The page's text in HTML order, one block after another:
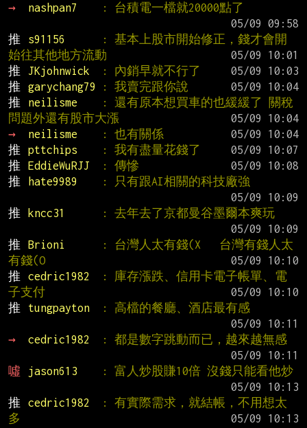
→
nashpan7
: 台積電一檔就20000點了
推
s91156
: 基本上股市開始修正，錢才會開
始往其他地方流動
推
JKjohnwick : 內銷早就不行了
推
garychang79 : 我賣完跟你說
推
neilisme
: 還有原本想買車的也緩緩了 關稅
問題外還有股市大漲
→
neilisme : 也有關係
推
pttchips : 我有盡量花錢了
推
EddieWuRJJ : 傳慘
推
hate9989
: 只有跟AI相關的科技廠強
推
kncc31
: 去年去了京都曼谷墨爾本爽玩
推
Brioni
: 台灣人太有錢(X   台灣有錢人太
有錢(O
推
cedric1982
: 庫存漲跌、信用卡電子帳單、電
子支付
推
tungpayton
: 高檔的餐廳、酒店最有感
→
cedric1982
: 都是數字跳動而已，越來越無感
噓
jason613
: 富人炒股賺10倍 沒錢只能看他炒
推
cedric1982
: 有實際需求，就結帳，不用想太
多